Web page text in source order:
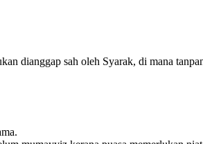
dianggap sah oleh Syarak, di mana